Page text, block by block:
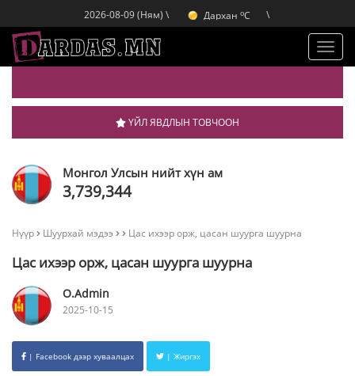
2026-08-09 (Ням) \
Дархан oC
Эрдэнэт C
\
ҮЙЛ ЯВДЛЫН ТОВЧООН
Монгол Улсын нийт хүн ам
3,739,344
Нүүр Шуурхай мэдээ Цас ихээр орж, цасан шуурга шуурна
Цас ихээр орж, цасан шуурга шуурна
O.Admin
2025-10-15
| Facebook дээр хуваалцах | Жиргэх